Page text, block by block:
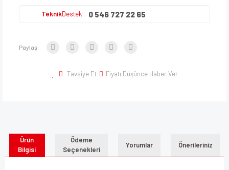
TeknikDestek 0 546 727 22 65
Paylaş:
Tavsiye Et Fiyatı Düşünce Haber Ver
Ürün
Bilgisi
Ödeme
Seçenekleri
Yorumlar Önerileriniz